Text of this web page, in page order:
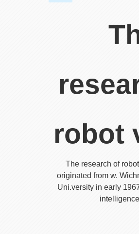
robot
The research of
originated from w.
Uni.versity in early